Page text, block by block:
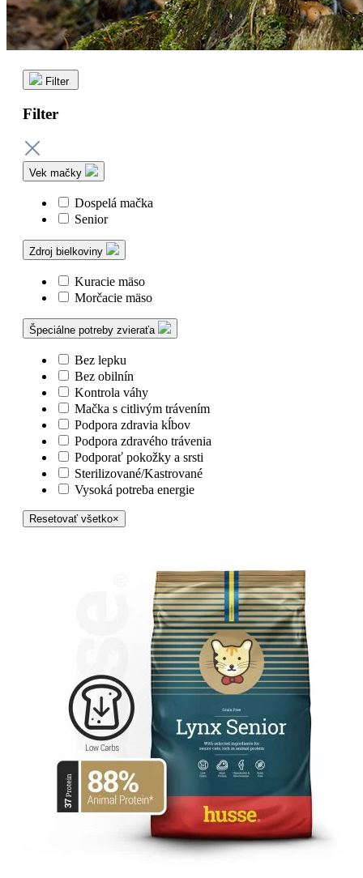
Filter
Filter
Vek mačky
Dospelá mačka
Senior
Zdroj bielkoviny
Kuracie mäso
Morčacie mäso
Špeciálne potreby zvieraťa
Bez lepku
Bez obilnín
Kontrola váhy
Mačka s citlivým trávením
Podpora zdravia kĺbov
Podpora zdravého trávenia
Podporať pokožky a srsti
Sterilizované/Kastrované
Vysoká potreba energie
Resetovať všetko×